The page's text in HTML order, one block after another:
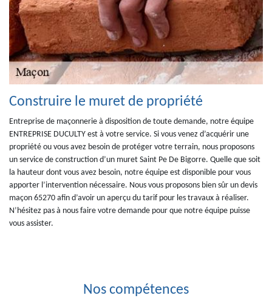
Construire le muret de propriété
Entreprise de maçonnerie à disposition de toute demande, notre équipe
ENTREPRISE DUCULTY est à votre service. Si vous venez d’acquérir une
propriété ou vous avez besoin de protéger votre terrain, nous proposons
un service de construction d’un muret Saint Pe De Bigorre. Quelle que soit
la hauteur dont vous avez besoin, notre équipe est disponible pour vous
apporter l’intervention nécessaire. Nous vous proposons bien sûr un devis
maçon 65270 afin d’avoir un aperçu du tarif pour les travaux à réaliser.
N’hésitez pas à nous faire votre demande pour que notre équipe puisse
vous assister.
Nos compétences